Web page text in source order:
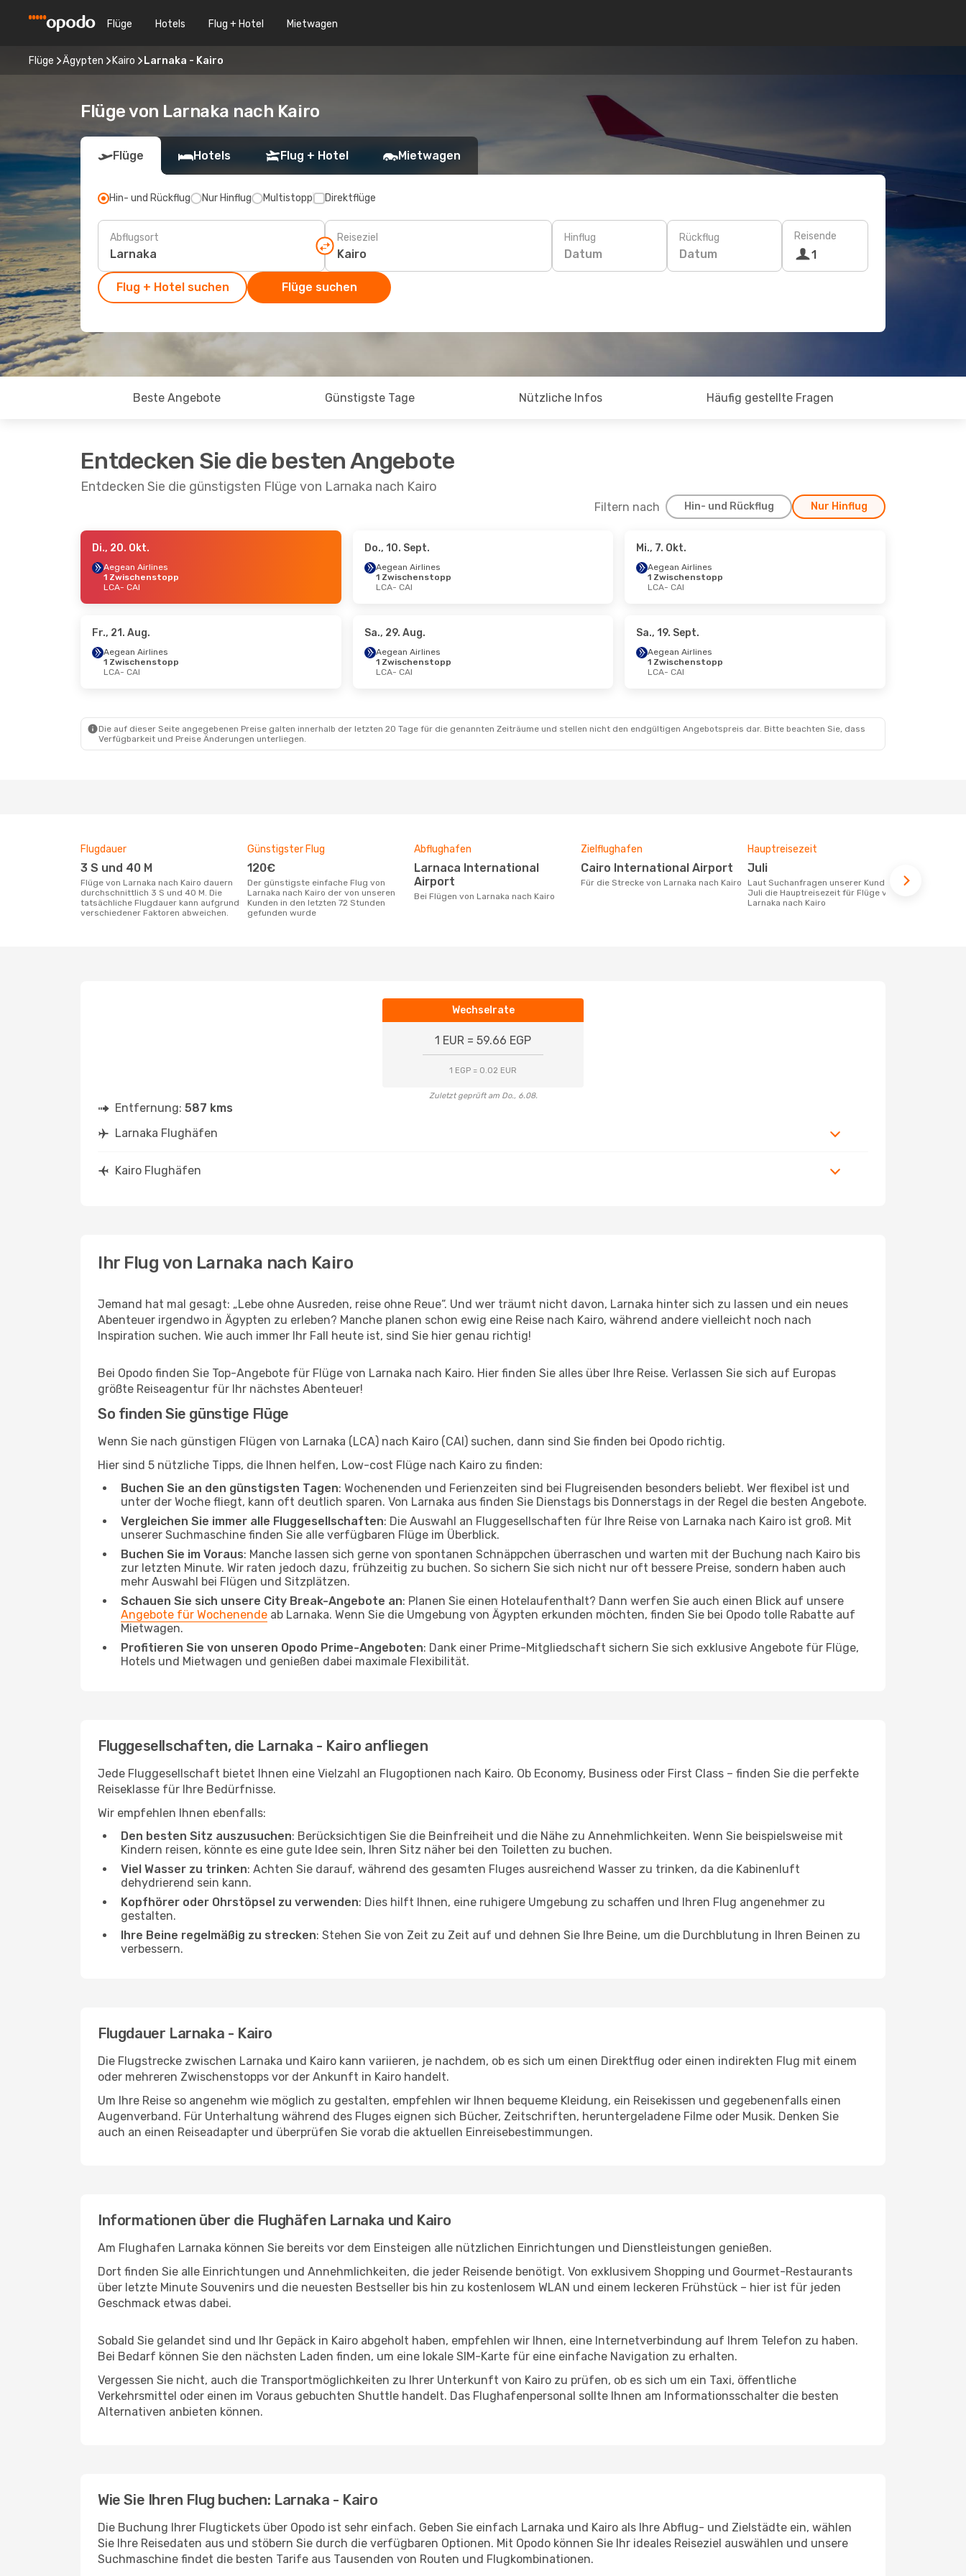
Flüge Hotels Flug + Hotel Mietwagen
Flüge Ägypten Kairo Larnaka - Kairo
Flüge von Larnaka nach Kairo
Flüge Hotels Flug + Hotel Mietwagen
Hin- und Rückflug Nur Hinflug Multistopp Direktflüge
Abflugsort Reiseziel Hinflug
Datum
Rückflug
Datum
Reisende
1
Flug + Hotel suchen Flüge suchen
Beste Angebote Günstigste Tage Nützliche Infos Häufig gestellte Fragen
Entdecken Sie die besten Angebote
Entdecken Sie die günstigsten Flüge von Larnaka nach Kairo
Filtern nach Hin- und Rückflug Nur Hinflug
- Mi., 7. Okt. - Sa., 24. Okt. - Do., 17. Sept.
- Mo., 31. Aug.
Royal Jordanian
1 Zwischenstopp
- Mo., 24. Aug.
Royal Jordanian
1 Zwischenstopp
CAI
Di., 20. Okt.
Aegean Airlines
1 Zwischenstopp
LCA- CAI
Do., 10. Sept.
Aegean Airlines
1 Zwischenstopp
LCA- CAI
Mi., 7. Okt.
Aegean Airlines
1 Zwischenstopp
LCA- CAI
Fr., 21. Aug.
Aegean Airlines
1 Zwischenstopp
LCA- CAI
Sa., 29. Aug.
Aegean Airlines
1 Zwischenstopp
LCA- CAI
Sa., 19. Sept.
Aegean Airlines
1 Zwischenstopp
LCA- CAI
Die auf dieser Seite angegebenen Preise galten innerhalb der letzten 20 Tage für die genannten Zeiträume und stellen nicht den endgültigen Angebotspreis dar. Bitte beachten Sie, dass
Verfügbarkeit und Preise Änderungen unterliegen.
Flugdauer
3 S und 40 M
Flüge von Larnaka nach Kairo dauern
durchschnittlich 3 S und 40 M. Die
tatsächliche Flugdauer kann aufgrund
verschiedener Faktoren abweichen.
Günstigster Flug
120€
Der günstigste einfache Flug von
Larnaka nach Kairo der von unseren
Kunden in den letzten 72 Stunden
gefunden wurde
Abflughafen
Larnaca International
Airport
Bei Flügen von Larnaka nach Kairo
Zielflughafen
Cairo International Airport
Für die Strecke von Larnaka nach Kairo
Hauptreisezeit
Juli
Laut Suchanfragen unserer Kunden ist
Juli die Hauptreisezeit für Flüge von
Larnaka nach Kairo
Wechselrate
1 EUR = 59.66 EGP
1 EGP = 0.02 EUR
Zuletzt geprüft am Do., 6.08.
Entfernung: 587 kms
Larnaka Flughäfen
Kairo Flughäfen
Ihr Flug von Larnaka nach Kairo
Jemand hat mal gesagt: „Lebe ohne Ausreden, reise ohne Reue“. Und wer träumt nicht davon, Larnaka hinter sich zu lassen und ein neues
Abenteuer irgendwo in Ägypten zu erleben? Manche planen schon ewig eine Reise nach Kairo, während andere vielleicht noch nach
Inspiration suchen. Wie auch immer Ihr Fall heute ist, sind Sie hier genau richtig!
Bei Opodo finden Sie Top-Angebote für Flüge von Larnaka nach Kairo. Hier finden Sie alles über Ihre Reise. Verlassen Sie sich auf Europas
größte Reiseagentur für Ihr nächstes Abenteuer!
So finden Sie günstige Flüge
Wenn Sie nach günstigen Flügen von Larnaka (LCA) nach Kairo (CAI) suchen, dann sind Sie finden bei Opodo richtig.
Hier sind 5 nützliche Tipps, die Ihnen helfen, Low-cost Flüge nach Kairo zu finden:
Buchen Sie an den günstigsten Tagen: Wochenenden und Ferienzeiten sind bei Flugreisenden besonders beliebt. Wer flexibel ist und
unter der Woche fliegt, kann oft deutlich sparen. Von Larnaka aus finden Sie Dienstags bis Donnerstags in der Regel die besten Angebote.
Vergleichen Sie immer alle Fluggesellschaften: Die Auswahl an Fluggesellschaften für Ihre Reise von Larnaka nach Kairo ist groß. Mit
unserer Suchmaschine finden Sie alle verfügbaren Flüge im Überblick.
Buchen Sie im Voraus: Manche lassen sich gerne von spontanen Schnäppchen überraschen und warten mit der Buchung nach Kairo bis
zur letzten Minute. Wir raten jedoch dazu, frühzeitig zu buchen. So sichern Sie sich nicht nur oft bessere Preise, sondern haben auch
mehr Auswahl bei Flügen und Sitzplätzen.
Schauen Sie sich unsere City Break-Angebote an: Planen Sie einen Hotelaufenthalt? Dann werfen Sie auch einen Blick auf unsere
Angebote für Wochenende ab Larnaka. Wenn Sie die Umgebung von Ägypten erkunden möchten, finden Sie bei Opodo tolle Rabatte auf
Mietwagen.
Profitieren Sie von unseren Opodo Prime-Angeboten: Dank einer Prime-Mitgliedschaft sichern Sie sich exklusive Angebote für Flüge,
Hotels und Mietwagen und genießen dabei maximale Flexibilität.
Fluggesellschaften, die Larnaka - Kairo anfliegen
Jede Fluggesellschaft bietet Ihnen eine Vielzahl an Flugoptionen nach Kairo. Ob Economy, Business oder First Class – finden Sie die perfekte
Reiseklasse für Ihre Bedürfnisse.
Wir empfehlen Ihnen ebenfalls:
Den besten Sitz auszusuchen: Berücksichtigen Sie die Beinfreiheit und die Nähe zu Annehmlichkeiten. Wenn Sie beispielsweise mit
Kindern reisen, könnte es eine gute Idee sein, Ihren Sitz näher bei den Toiletten zu buchen.
Viel Wasser zu trinken: Achten Sie darauf, während des gesamten Fluges ausreichend Wasser zu trinken, da die Kabinenluft
dehydrierend sein kann.
Kopfhörer oder Ohrstöpsel zu verwenden: Dies hilft Ihnen, eine ruhigere Umgebung zu schaffen und Ihren Flug angenehmer zu
gestalten.
Ihre Beine regelmäßig zu strecken: Stehen Sie von Zeit zu Zeit auf und dehnen Sie Ihre Beine, um die Durchblutung in Ihren Beinen zu
verbessern.
Flugdauer Larnaka - Kairo
Die Flugstrecke zwischen Larnaka und Kairo kann variieren, je nachdem, ob es sich um einen Direktflug oder einen indirekten Flug mit einem
oder mehreren Zwischenstopps vor der Ankunft in Kairo handelt.
Um Ihre Reise so angenehm wie möglich zu gestalten, empfehlen wir Ihnen bequeme Kleidung, ein Reisekissen und gegebenenfalls einen
Augenverband. Für Unterhaltung während des Fluges eignen sich Bücher, Zeitschriften, heruntergeladene Filme oder Musik. Denken Sie
auch an einen Reiseadapter und überprüfen Sie vorab die aktuellen Einreisebestimmungen.
Informationen über die Flughäfen Larnaka und Kairo
Am Flughafen Larnaka können Sie bereits vor dem Einsteigen alle nützlichen Einrichtungen und Dienstleistungen genießen.
Dort finden Sie alle Einrichtungen und Annehmlichkeiten, die jeder Reisende benötigt. Von exklusivem Shopping und Gourmet-Restaurants
über letzte Minute Souvenirs und die neuesten Bestseller bis hin zu kostenlosem WLAN und einem leckeren Frühstück – hier ist für jeden
Geschmack etwas dabei.
Sobald Sie gelandet sind und Ihr Gepäck in Kairo abgeholt haben, empfehlen wir Ihnen, eine Internetverbindung auf Ihrem Telefon zu haben.
Bei Bedarf können Sie den nächsten Laden finden, um eine lokale SIM-Karte für eine einfache Navigation zu erhalten.
Vergessen Sie nicht, auch die Transportmöglichkeiten zu Ihrer Unterkunft von Kairo zu prüfen, ob es sich um ein Taxi, öffentliche
Verkehrsmittel oder einen im Voraus gebuchten Shuttle handelt. Das Flughafenpersonal sollte Ihnen am Informationsschalter die besten
Alternativen anbieten können.
Wie Sie Ihren Flug buchen: Larnaka - Kairo
Die Buchung Ihrer Flugtickets über Opodo ist sehr einfach. Geben Sie einfach Larnaka und Kairo als Ihre Abflug- und Zielstädte ein, wählen
Sie Ihre Reisedaten aus und stöbern Sie durch die verfügbaren Optionen. Mit Opodo können Sie Ihr ideales Reiseziel auswählen und unsere
Suchmaschine findet die besten Tarife aus Tausenden von Routen und Flugkombinationen.